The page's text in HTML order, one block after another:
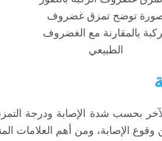
توضح تمزق غضروف
بالمقارنة مع الغضروف
الطبيعي
شدة الإصابة ودرجة
الإصابة، ومن أهم العلامات